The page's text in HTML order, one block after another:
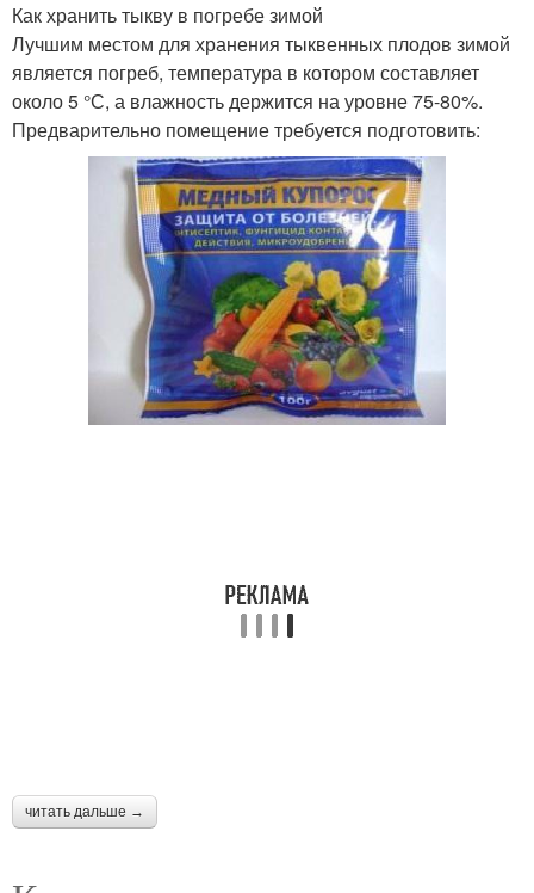
Как хранить тыкву в погребе зимой
Лучшим местом для хранения тыквенных плодов зимой
является погреб, температура в котором составляет
около 5 °С, а влажность держится на уровне 75-80%.
Предварительно помещение требуется подготовить:
читать дальше →